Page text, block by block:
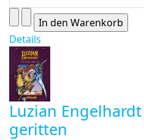
Details
Luzian
geritten